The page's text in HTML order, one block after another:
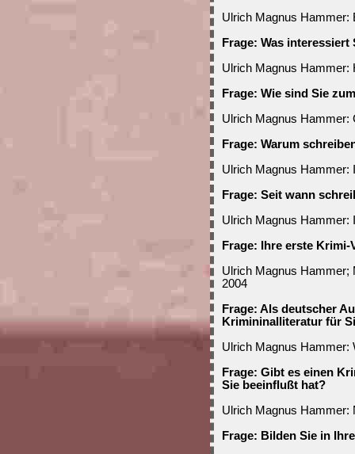
Ulrich Magnus Hammer:
Frage: Was
Ulrich Magnus Hammer:
Frage: Wie sind Sie
Ulrich Magnus Hammer:
Frage: Warum
Ulrich Magnus Hammer:
Frage: Seit wann
Ulrich Magnus Hammer:
Frage: Ihre erste
Ulrich Magnus Hammer;
2004
Frage: Als deutscher
Krimininalliteratur für
Ulrich Magnus Hammer:
Frage: Gibt es einen
Sie beeinflußt hat?
Ulrich Magnus Hammer:
Frage: Bilden Sie in